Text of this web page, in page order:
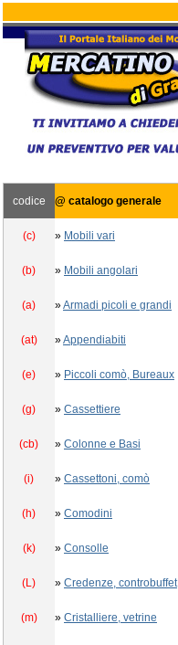
codice @ catalogo generale
(c) » Mobili vari
(b) » Mobili angolari
(a) »Armadi picoli e grandi
(at) »Appendiabiti
(e) » Piccoli comò, Bureaux
(g) » Cassettiere
(cb) » Colonne e Basi
(i) » Cassettoni, comò
(h) » Comodini
(k) » Consolle
(L) » Credenze, controbuffet
(m) » Cristalliere, vetrine